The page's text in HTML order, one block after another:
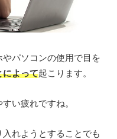
パソコンの使用で目を
によって起こります。
い疲れですね。
れようとすることでも